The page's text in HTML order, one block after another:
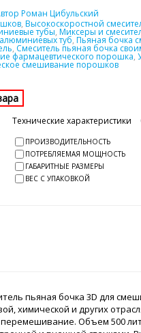
Роман Цибульский
, Высокоскоростной
тубы, Миксеры и
туб, Пьяная бочка
, Смеситель пьяная бочка
фармацевтического порошка,
смешивание порошков
Технические характеристики
ПРОИЗВОДИТЕЛЬНОСТЬ
ПОТРЕБЛЯЕМАЯ МОЩНОСТЬ
ГАБАРИТНЫЕ РАЗМЕРЫ
ВЕС С УПАКОВКОЙ
пьяная бочка 3D для
химической и других
Объем 500